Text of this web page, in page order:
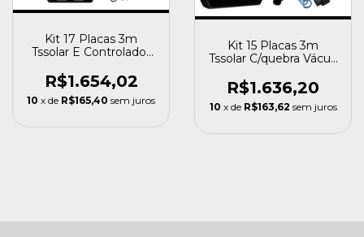
Kit 17 Placas 3m
Tssolar E Controlador
R$1.654,02
10 x de R$165,40 sem juros
Kit 15 Placas 3m
Tssolar C/quebra Vácuo
R$1.636,20
10 x de R$163,62 sem juros